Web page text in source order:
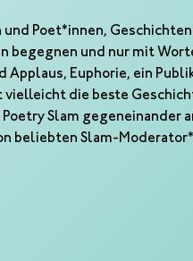
Poet*innen,
begegnen und nur mit
Euphorie, ein
vielleicht die beste
Slam gegeneinander
beliebten Slam-